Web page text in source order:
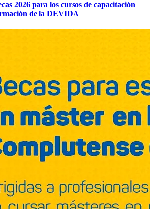
2026 para los cursos de capacitación
de la DEVIDA